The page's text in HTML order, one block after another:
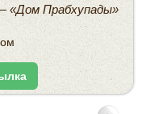
«Дом Прабхупады»